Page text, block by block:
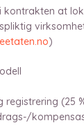
kontrakten at
)
registrering (25